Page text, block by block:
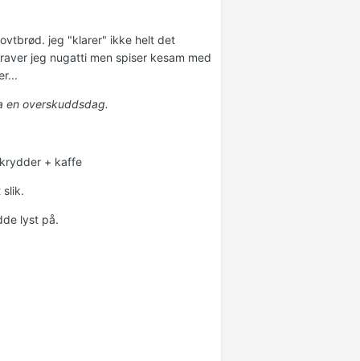
jeg "klarer" ikke helt det
jeg nugatti men spiser kesam med
en overskuddsdag.
+ kaffe
lyst på.